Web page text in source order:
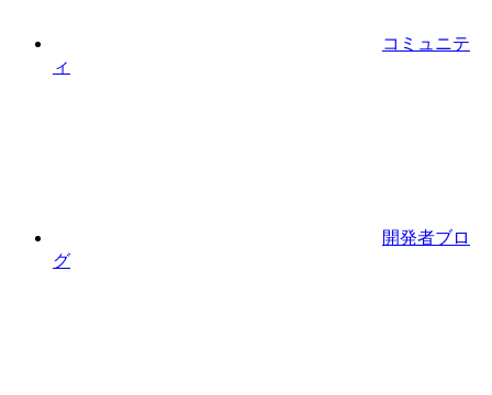
コミュニテ
ィ
開発者ブロ
グ